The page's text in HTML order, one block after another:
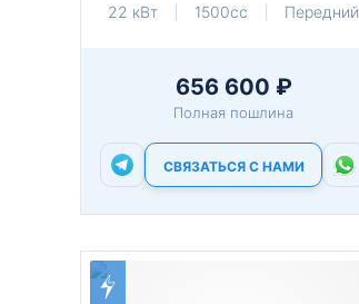
22 кВт
1500cc Передний
656 600 ₽
Полная пошлина
СВЯЗАТЬСЯ С НАМИ